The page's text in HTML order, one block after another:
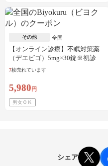
その他 全国
【オンライン診療】不眠対策薬
（デエビゴ）5mg×30錠※初診
料・送料込
7枚売れています
5,980 円
男女ＯＫ
シェア